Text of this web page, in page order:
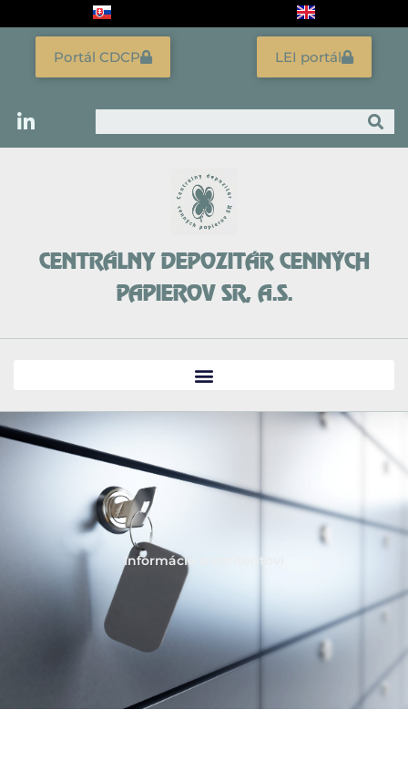
Vyhľadať
LEI portál
Portál CDCP
CENTRÁLNY DEPOZITÁR CENNÝCH
PAPIEROV SR, A.S.
Informácie o emitentovi